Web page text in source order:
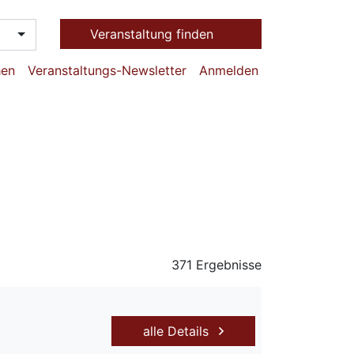
Veranstaltung finden
Veranstaltungs-Newsletter Anmelden
371 Ergebnisse
alle Details